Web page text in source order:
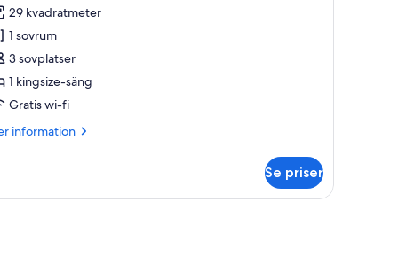
29 kvadratmeter
1 sovrum
3 sovplatser
1 kingsize-säng
Gratis wi-fi
information
Se priser
en tavla på väggen och utsikt över en byggnad utanför.